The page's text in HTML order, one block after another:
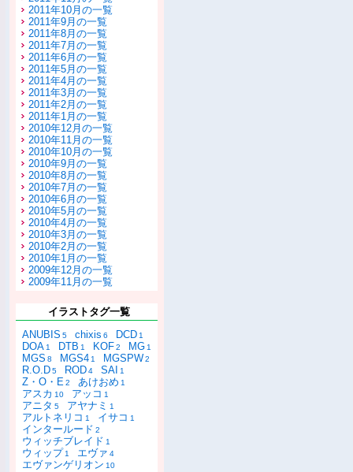
2011年10月の一覧
2011年9月の一覧
2011年8月の一覧
2011年7月の一覧
2011年6月の一覧
2011年5月の一覧
2011年4月の一覧
2011年3月の一覧
2011年2月の一覧
2011年1月の一覧
2010年12月の一覧
2010年11月の一覧
2010年10月の一覧
2010年9月の一覧
2010年8月の一覧
2010年7月の一覧
2010年6月の一覧
2010年5月の一覧
2010年4月の一覧
2010年3月の一覧
2010年2月の一覧
2010年1月の一覧
2009年12月の一覧
2009年11月の一覧
イラストタグ一覧
ANUBIS 5 chixis 6 DCD 1
DOA 1 DTB 1 KOF2 MG 1
MGS 8 MGS4 1 MGSPW2
R.O.D5 ROD4 SAI 1
Z・O・E2 あけおめ 1
アスカ 10 アッコ 1
アニタ 5 アヤナミ 1
アルトネリコ 1 イサコ 1
インタールード 2
ウィッチブレイド 1
ウィップ 1 エヴァ 4
エヴァンゲリオン 10